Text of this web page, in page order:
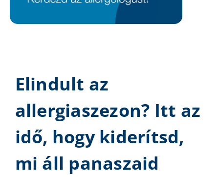
Elindult az
allergiaszezon? Itt az
idő, hogy kiderítsd,
mi áll panaszaid